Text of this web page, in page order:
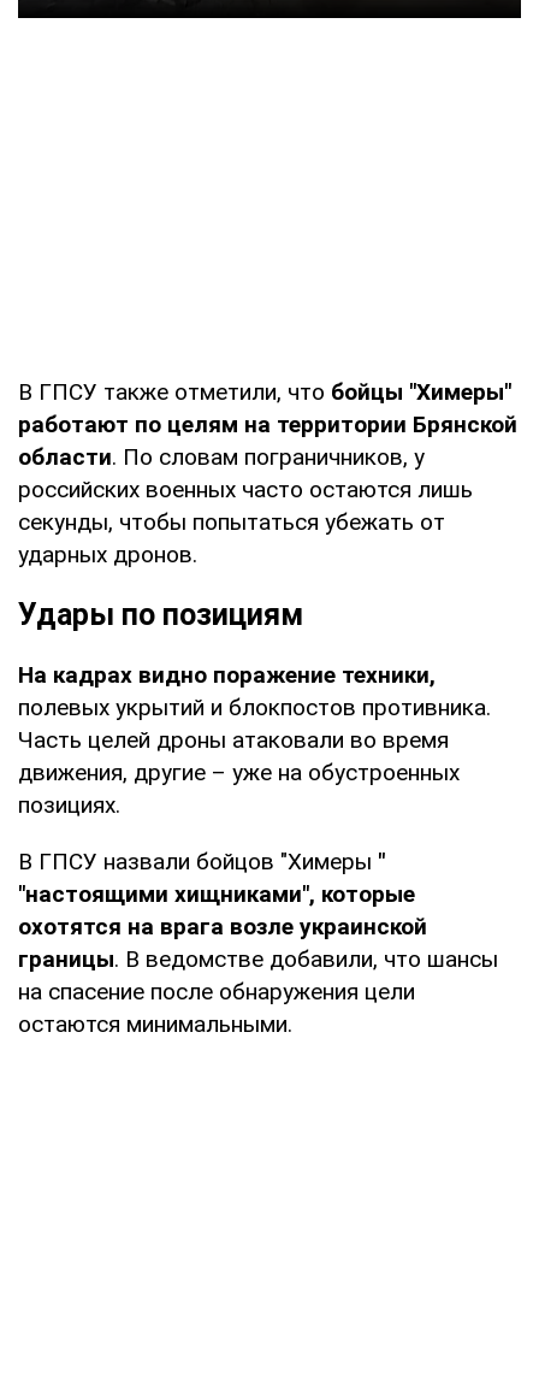
В ГПСУ также отметили, что бойцы "Химеры"
работают по целям на территории Брянской
области. По словам пограничников, у
российских военных часто остаются лишь
секунды, чтобы попытаться убежать от
ударных дронов.
Удары по позициям
На кадрах видно поражение техники,
полевых укрытий и блокпостов противника.
Часть целей дроны атаковали во время
движения, другие – уже на обустроенных
позициях.
В ГПСУ назвали бойцов "Химеры "
"настоящими хищниками", которые
охотятся на врага возле украинской
границы. В ведомстве добавили, что шансы
на спасение после обнаружения цели
остаются минимальными.